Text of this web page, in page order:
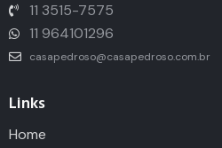
11 3515-7575
11 964101296
casapedroso@casapedroso.com.br
Links
Home